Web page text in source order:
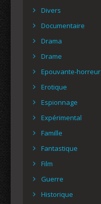
Divers
Documentaire
Drama
Drame
Epouvante-horreur
Erotique
Espionnage
Expérimental
Famille
Fantastique
Film
Guerre
Historique